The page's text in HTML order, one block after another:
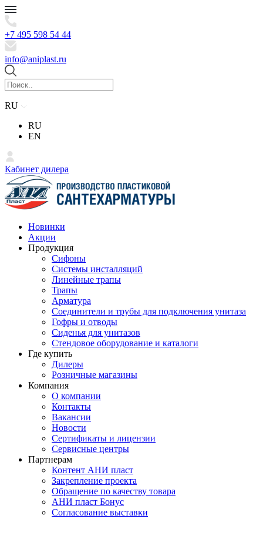
+7 495 598 54 44
info@aniplast.ru
RU
RU
EN
Кабинет дилера
Новинки
Акции
Продукция
Сифоны
Системы инсталляций
Линейные трапы
Трапы
Арматура
Соединители и трубы для подключения унитаза
Гофры и отводы
Сиденья для унитазов
Стендовое оборудование и каталоги
Где купить
Дилеры
Розничные магазины
Компания
О компании
Контакты
Вакансии
Новости
Сертификаты и лицензии
Сервисные центры
Партнерам
Контент АНИ пласт
Закрепление проекта
Обращение по качеству товара
АНИ пласт Бонус
Согласование выставки